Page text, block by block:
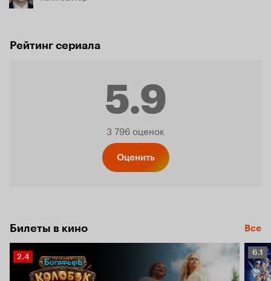
Рейтинг сериала
5.9
Рейтинг
3 796 оценок
Оценить
Билеты в кино Все
Рейтинг
Кинопоиска
2.4
6.1
6.1